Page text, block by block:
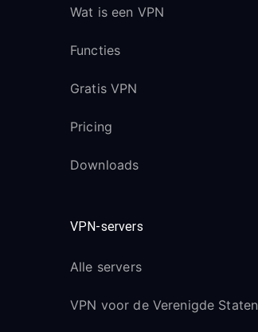
Wat is een VPN
Functies
Gratis VPN
Pricing
Downloads
VPN-servers
Alle servers
VPN voor de Verenigde Staten